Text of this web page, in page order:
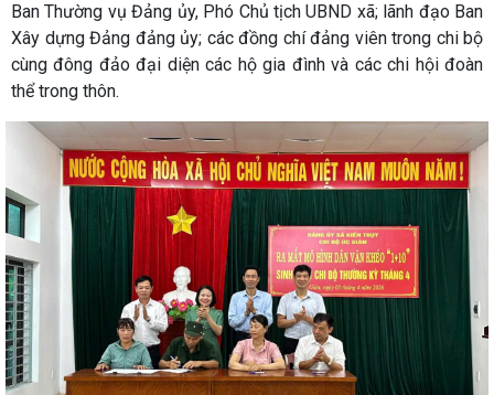
Ban Thường vụ Đảng ủy, Phó Chủ tịch UBND xã; lãnh đạo Ban
Xây dựng Đảng đảng ủy; các đồng chí đảng viên trong chi bộ
cùng đông đảo đại diện các hộ gia đình và các chi hội đoàn
thể trong thôn.